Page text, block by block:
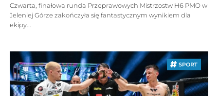
Czwarta, finałowa runda Przeprawowych Mistrzostw H6 PMO w
Jeleniej Górze zakończyła się fantastycznym wynikiem dla
ekipy...
SPORT